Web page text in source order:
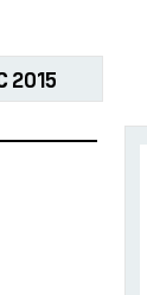
2015